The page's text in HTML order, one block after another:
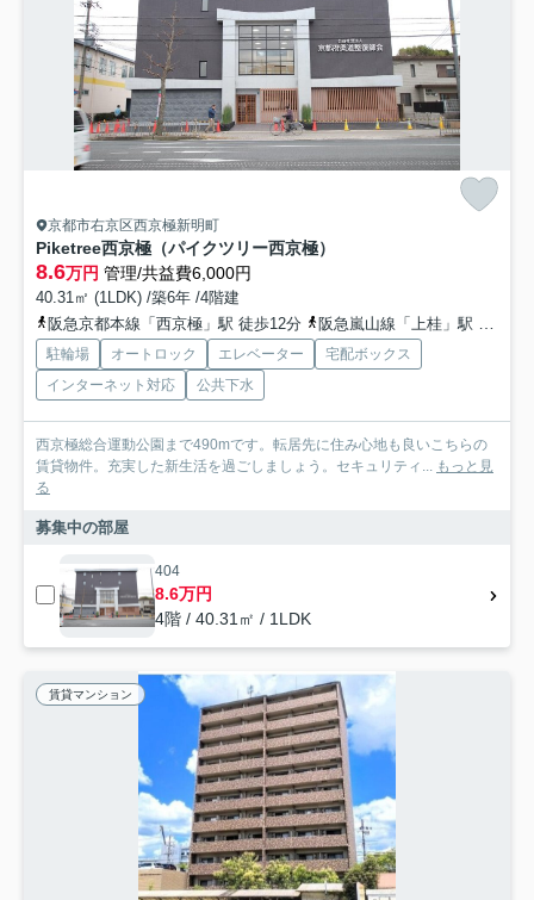
京都市右京区西京極新明町
Piketree西京極（パイクツリー西京極）
8.6万円 管理/共益費6,000円
40.31㎡ (1LDK) /築6年 /4階建
阪急京都本線「西京極」駅 徒歩12分
阪急嵐山線「上桂」駅 徒歩22分
駐輪場 オートロック エレベーター
宅配ボックス
インターネット対応
公共下水
西京極総合運動公園まで490mです。転居先に住み心地も良いこちらの
賃貸物件。充実した新生活を過ごしましょう。セキュリティ...
もっと見
る
募集中の部屋
404
8.6万円
4階 / 40.31㎡ / 1LDK
賃貸マンション